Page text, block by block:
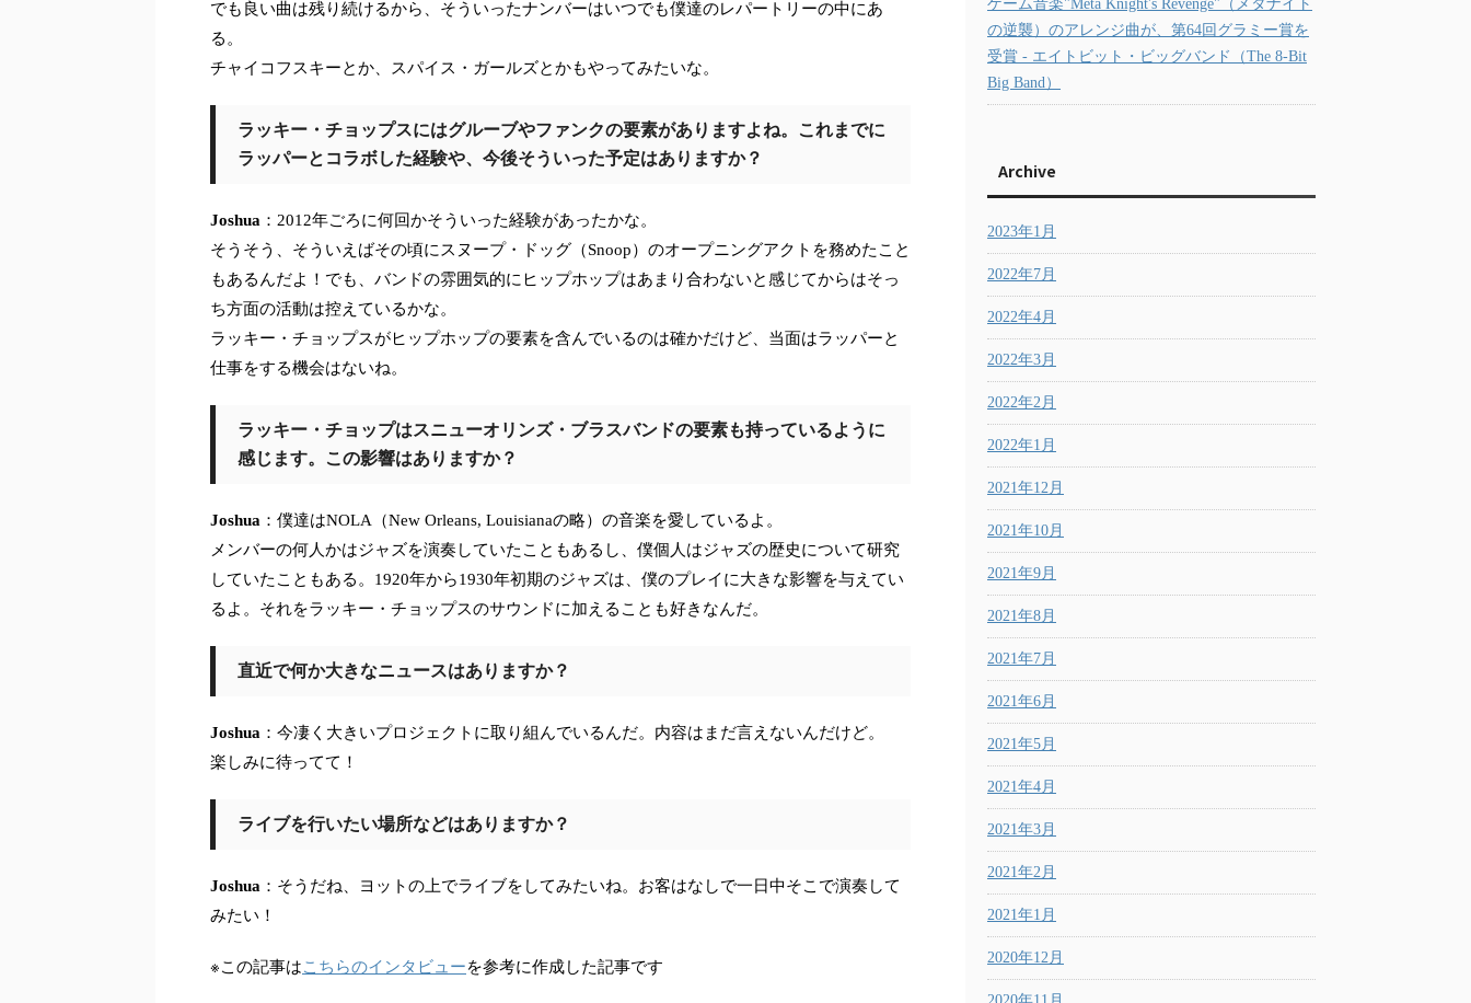
でも良い曲は残り続けるから、そういったナンバーはいつでも僕達のレパートリーの中にあ
る。
チャイコフスキーとか、スパイス・ガールズとかもやってみたいな。
ラッキー・チョップスにはグルーブやファンクの要素がありますよね。これまでに
ラッパーとコラボした経験や、今後そういった予定はありますか？
Joshua ：2012年ごろに何回かそういった経験があったかな。
そうそう、そういえばその頃にスヌープ・ドッグ（Snoop）のオープニングアクトを務めたこと
もあるんだよ！でも、バンドの雰囲気的にヒップホップはあまり合わないと感じてからはそっ
ち方面の活動は控えているかな。
ラッキー・チョップスがヒップホップの要素を含んでいるのは確かだけど、当面はラッパーと
仕事をする機会はないね。
ラッキー・チョップはスニューオリンズ・ブラスバンドの要素も持っているように
感じます。この影響はありますか？
Joshua ：僕達はNOLA（New Orleans, Louisianaの略）の音楽を愛しているよ。
メンバーの何人かはジャズを演奏していたこともあるし、僕個人はジャズの歴史について研究
していたこともある。1920年から1930年初期のジャズは、僕のプレイに大きな影響を与えてい
るよ。それをラッキー・チョップスのサウンドに加えることも好きなんだ。
直近で何か大きなニュースはありますか？
Joshua ：今凄く大きいプロジェクトに取り組んでいるんだ。内容はまだ言えないんだけど。
楽しみに待ってて！
ライブを行いたい場所などはありますか？
Joshua ：そうだね、ヨットの上でライブをしてみたいね。お客はなしで一日中そこで演奏して
みたい！
※この記事はこちらのインタビューを参考に作成した記事です
ゲーム音楽"Meta Knight's Revenge"（メタナイト
の逆襲）のアレンジ曲が、第64回グラミー賞を
受賞 - エイトビット・ビッグバンド（The 8-Bit
Big Band）
Archive
2023年1月
2022年7月
2022年4月
2022年3月
2022年2月
2022年1月
2021年12月
2021年10月
2021年9月
2021年8月
2021年7月
2021年6月
2021年5月
2021年4月
2021年3月
2021年2月
2021年1月
2020年12月